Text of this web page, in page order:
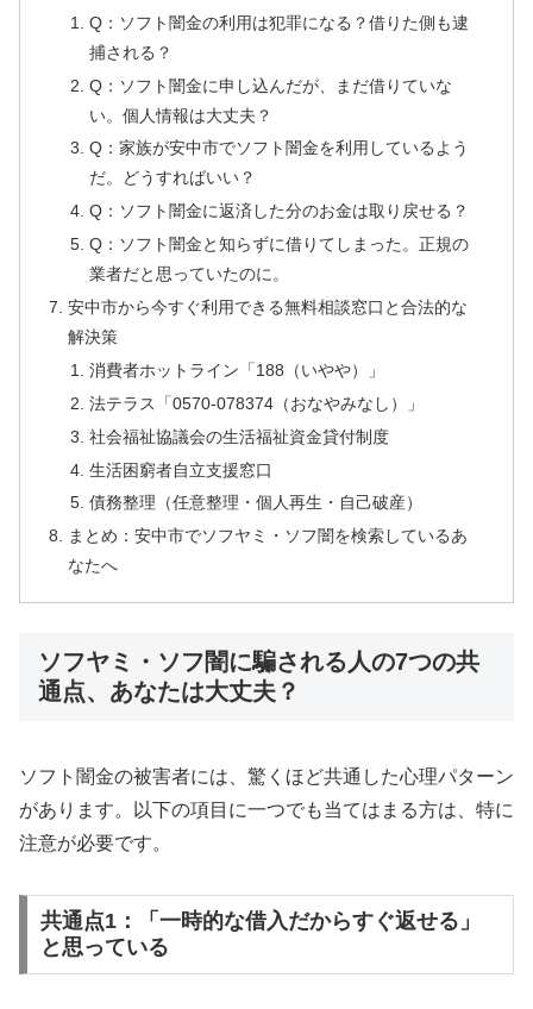
Q：ソフト闇金の利用は犯罪になる？借りた側も逮
捕される？
Q：ソフト闇金に申し込んだが、まだ借りていな
い。個人情報は大丈夫？
Q：家族が安中市でソフト闇金を利用しているよう
だ。どうすればいい？
Q：ソフト闇金に返済した分のお金は取り戻せる？
Q：ソフト闇金と知らずに借りてしまった。正規の
業者だと思っていたのに。
安中市から今すぐ利用できる無料相談窓口と合法的な
解決策
消費者ホットライン「188（いやや）」
法テラス「0570-078374（おなやみなし）」
社会福祉協議会の生活福祉資金貸付制度
生活困窮者自立支援窓口
債務整理（任意整理・個人再生・自己破産）
まとめ：安中市でソフヤミ・ソフ闇を検索しているあ
なたへ
ソフヤミ・ソフ闇に騙される人の7つの共
通点、あなたは大丈夫？
ソフト闇金の被害者には、驚くほど共通した心理パターン
があります。以下の項目に一つでも当てはまる方は、特に
注意が必要です。
共通点1：「一時的な借入だからすぐ返せる」
と思っている